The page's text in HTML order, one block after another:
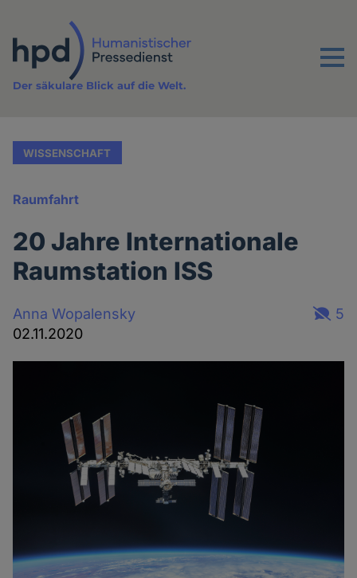
Inhalt
Menu
Der säkulare Blick auf die Welt.
WISSENSCHAFT
Raumfahrt
20 Jahre Internationale
Raumstation ISS
Anna Wopalensky
02.11.2020
5